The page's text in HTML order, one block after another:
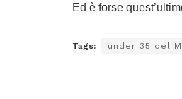
Ed è forse
Tags: under 35 del